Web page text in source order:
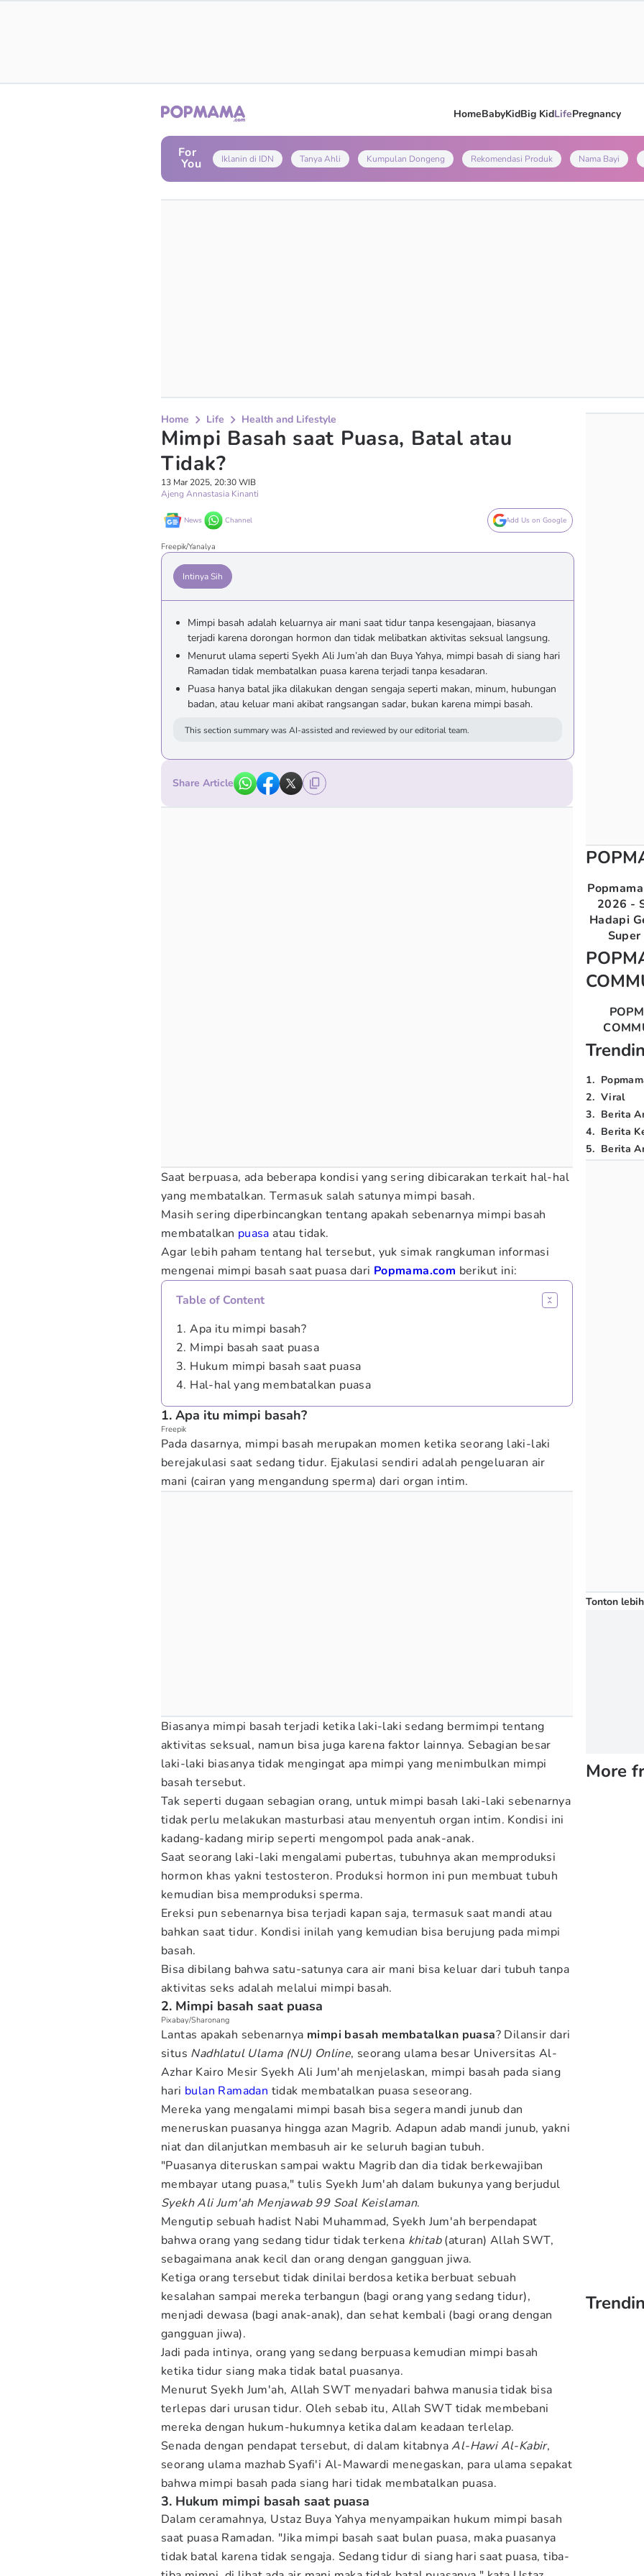
HomeBabyKidBig KidLifePregnancy
For
You Iklanin di IDN Tanya Ahli Kumpulan Dongeng Rekomendasi Produk Nama Bayi
Home Life Health and Lifestyle
Mimpi Basah saat Puasa, Batal atau
Tidak?
13 Mar 2025, 20:30 WIB
Ajeng Annastasia Kinanti
News Channel Add Us on Google
Freepik/Yanalya
Intinya Sih
Mimpi basah adalah keluarnya air mani saat tidur tanpa kesengajaan, biasanya
terjadi karena dorongan hormon dan tidak melibatkan aktivitas seksual langsung.
Menurut ulama seperti Syekh Ali Jum’ah dan Buya Yahya, mimpi basah di siang hari
Ramadan tidak membatalkan puasa karena terjadi tanpa kesadaran.
Puasa hanya batal jika dilakukan dengan sengaja seperti makan, minum, hubungan
badan, atau keluar mani akibat rangsangan sadar, bukan karena mimpi basah.
This section summary was AI-assisted and reviewed by our editorial team.
Share Article
Saat berpuasa, ada beberapa kondisi yang sering dibicarakan terkait hal-hal
yang membatalkan. Termasuk salah satunya mimpi basah.
Masih sering diperbincangkan tentang apakah sebenarnya mimpi basah
membatalkan puasa atau tidak.
Agar lebih paham tentang hal tersebut, yuk simak rangkuman informasi
mengenai mimpi basah saat puasa dari Popmama.com berikut ini:
Table of Content
1. Apa itu mimpi basah?
2. Mimpi basah saat puasa
3. Hukum mimpi basah saat puasa
4. Hal-hal yang membatalkan puasa
1. Apa itu mimpi basah?
Freepik
Pada dasarnya, mimpi basah merupakan momen ketika seorang laki-laki
berejakulasi saat sedang tidur. Ejakulasi sendiri adalah pengeluaran air
mani (cairan yang mengandung sperma) dari organ intim.
Biasanya mimpi basah terjadi ketika laki-laki sedang bermimpi tentang
aktivitas seksual, namun bisa juga karena faktor lainnya. Sebagian besar
laki-laki biasanya tidak mengingat apa mimpi yang menimbulkan mimpi
basah tersebut.
Tak seperti dugaan sebagian orang, untuk mimpi basah laki-laki sebenarnya
tidak perlu melakukan masturbasi atau menyentuh organ intim. Kondisi ini
kadang-kadang mirip seperti mengompol pada anak-anak.
Saat seorang laki-laki mengalami pubertas, tubuhnya akan memproduksi
hormon khas yakni testosteron. Produksi hormon ini pun membuat tubuh
kemudian bisa memproduksi sperma.
Ereksi pun sebenarnya bisa terjadi kapan saja, termasuk saat mandi atau
bahkan saat tidur. Kondisi inilah yang kemudian bisa berujung pada mimpi
basah.
Bisa dibilang bahwa satu-satunya cara air mani bisa keluar dari tubuh tanpa
aktivitas seks adalah melalui mimpi basah.
2. Mimpi basah saat puasa
Pixabay/Sharonang
Lantas apakah sebenarnya mimpi basah membatalkan puasa? Dilansir dari
situs Nadhlatul Ulama (NU) Online, seorang ulama besar Universitas Al-
Azhar Kairo Mesir Syekh Ali Jum'ah menjelaskan, mimpi basah pada siang
hari bulan Ramadan tidak membatalkan puasa seseorang.
Mereka yang mengalami mimpi basah bisa segera mandi junub dan
meneruskan puasanya hingga azan Magrib. Adapun adab mandi junub, yakni
niat dan dilanjutkan membasuh air ke seluruh bagian tubuh.
"Puasanya diteruskan sampai waktu Magrib dan dia tidak berkewajiban
membayar utang puasa," tulis Syekh Jum'ah dalam bukunya yang berjudul
Syekh Ali Jum'ah Menjawab 99 Soal Keislaman.
Mengutip sebuah hadist Nabi Muhammad, Syekh Jum'ah berpendapat
bahwa orang yang sedang tidur tidak terkena khitab(aturan) Allah SWT,
sebagaimana anak kecil dan orang dengan gangguan jiwa.
Ketiga orang tersebut tidak dinilai berdosa ketika berbuat sebuah
kesalahan sampai mereka terbangun (bagi orang yang sedang tidur),
menjadi dewasa (bagi anak-anak), dan sehat kembali (bagi orang dengan
gangguan jiwa).
Jadi pada intinya, orang yang sedang berpuasa kemudian mimpi basah
ketika tidur siang maka tidak batal puasanya.
Menurut Syekh Jum'ah, Allah SWT menyadari bahwa manusia tidak bisa
terlepas dari urusan tidur. Oleh sebab itu, Allah SWT tidak membebani
mereka dengan hukum-hukumnya ketika dalam keadaan terlelap.
Senada dengan pendapat tersebut, di dalam kitabnyaAl-Hawi Al-Kabir,
seorang ulama mazhab Syafi'i Al-Mawardi menegaskan, para ulama sepakat
bahwa mimpi basah pada siang hari tidak membatalkan puasa.
3. Hukum mimpi basah saat puasa
Dalam ceramahnya, Ustaz Buya Yahya menyampaikan hukum mimpi basah
saat puasa Ramadan. "Jika mimpi basah saat bulan puasa, maka puasanya
tidak batal karena tidak sengaja. Sedang tidur di siang hari saat puasa, tiba-
2026 -
Hadapi
1.
2. Viral
3. Berita
4. Berita
5. Berita
Tonton
More